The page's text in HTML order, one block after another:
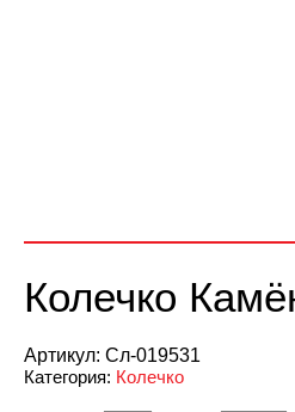
Колечко
Артикул: Сл-019531
Категория: Колечко